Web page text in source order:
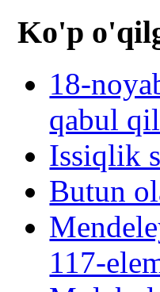
Ko'p
18-
qabul
Issiqlik
Butun
117-